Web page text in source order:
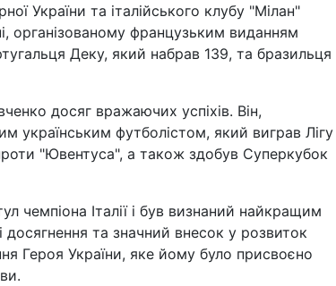
України та італійського клубу "Мілан"
організованому французьким виданням
Деку, який набрав 139, та бразильця
досяг вражаючих успіхів. Він,
українським футболістом, який виграв Лігу
"Ювентуса", а також здобув Суперкубок
чемпіона Італії і був визнаний найкращим
та значний внесок у розвиток
Героя України, яке йому було присвоєно